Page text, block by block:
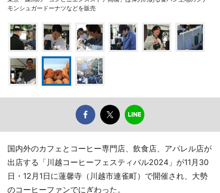
モンシュガードーナツなどを販売
国内外のカフェとコーヒー専門店、飲食店、アパレル店が
出店する「川越コーヒーフェスティバル2024」が11月30
日・12月1日に蓮馨寺（川越市連雀町）で開催され、大勢
のコーヒーファンでにぎわった。